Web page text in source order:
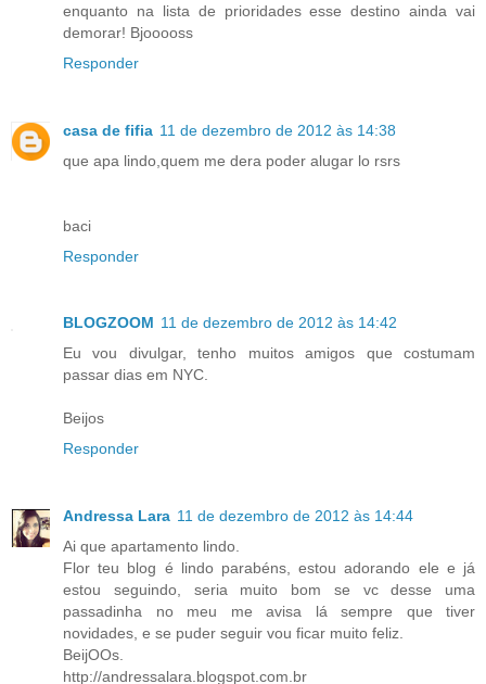
enquanto na lista de prioridades esse destino ainda vai
demorar! Bjooooss
Responder
casa de fifia 11 de dezembro de 2012 às 14:38
que apa lindo,quem me dera poder alugar lo rsrs
baci
Responder
BLOGZOOM 11 de dezembro de 2012 às 14:42
Eu vou divulgar, tenho muitos amigos que costumam
passar dias em NYC.
Beijos
Responder
Andressa Lara 11 de dezembro de 2012 às 14:44
Ai que apartamento lindo.
Flor teu blog é lindo parabéns, estou adorando ele e já
estou seguindo, seria muito bom se vc desse uma
passadinha no meu me avisa lá sempre que tiver
novidades, e se puder seguir vou ficar muito feliz.
BeijOOs.
http://andressalara.blogspot.com.br